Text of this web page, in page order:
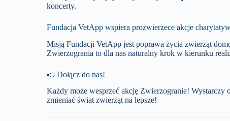
koncerty.
Fundacja VetApp wspiera prozwierzece akcje
Misją Fundacji VetApp jest poprawa życia zwierząt
Zwierzogrania to dla nas naturalny krok w kierunku
📣 Dołącz do nas!
Każdy może wesprzeć akcję Zwierzogranie! Wystarczy
zmieniać świat zwierząt na lepsze!